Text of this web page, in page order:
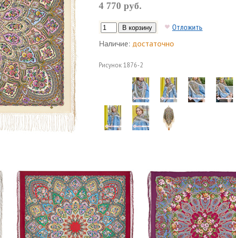
4 770 руб.
Отложить
Наличие: достаточно
Рисунок1876-2